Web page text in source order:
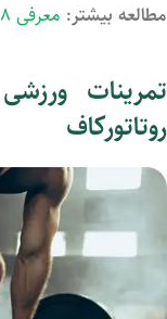
مطالعه بیشتر: معرفی ۸ قرص برای ترمیم تاندون
تمرینات
روتاتورکاف